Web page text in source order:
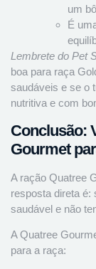
um
É
Lembrete do Pet
boa para raça
saudáveis e se o
nutritiva e com
Conclusão:
Gourmet
A ração Quatree
resposta direta é:
saudável e não
A Quatree
para a raça: